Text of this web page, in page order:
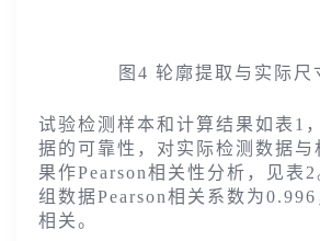
图4 轮廓提取与实际尺
试验检测样本和计算结果如表1
据的可靠性，对实际检测数据与
果作Pearson相关性分析，见表
组数据Pearson相关系数为
相关。